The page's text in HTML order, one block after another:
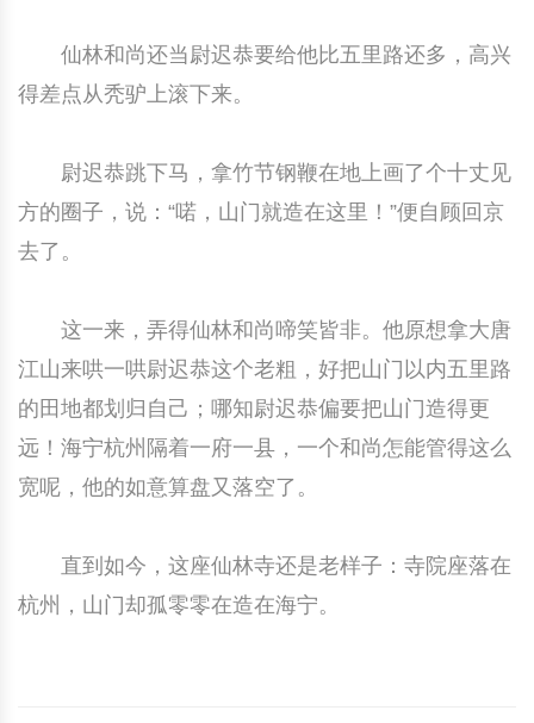
仙林和尚还当尉迟恭要给他比五里路还多，高兴
得差点从秃驴上滚下来。
尉迟恭跳下马，拿竹节钢鞭在地上画了个十丈见
方的圈子，说：“喏，山门就造在这里！”便自顾回京
去了。
这一来，弄得仙林和尚啼笑皆非。他原想拿大唐
江山来哄一哄尉迟恭这个老粗，好把山门以内五里路
的田地都划归自己；哪知尉迟恭偏要把山门造得更
远！海宁杭州隔着一府一县，一个和尚怎能管得这么
宽呢，他的如意算盘又落空了。
直到如今，这座仙林寺还是老样子：寺院座落在
杭州，山门却孤零零在造在海宁。